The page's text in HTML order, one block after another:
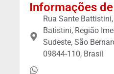
Informações
Rua Sante
Batistini, Região
Sudeste, São
09844-110, Brasil